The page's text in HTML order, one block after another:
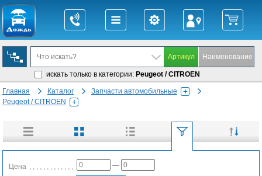
искать только в категории: Peugeot / CITROEN
Главная Каталог
Запчасти автомобильные
Peugeot / CITROEN
Цена —